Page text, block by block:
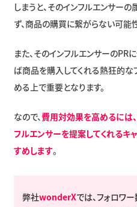
しまうと、そのインフルエンサー
ず、商品の購買に繋がらない可能
また、そのインフルエンサーの
ば商品を購入してくれる熱狂的
める上で重要となります。
なので、費用対効果を高めるには
フルエンサーを提案してくれるキ
すめします。
弊社wonderXでは、フォロワ